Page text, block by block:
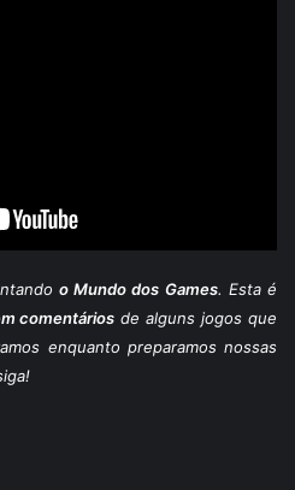
o Mundo dos Games. Esta é
comentários de alguns jogos que
enquanto preparamos nossas